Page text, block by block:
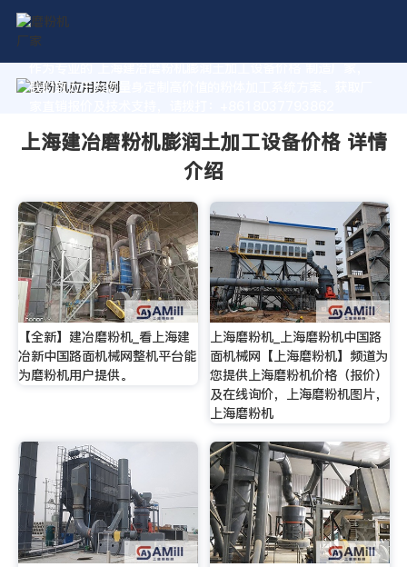
作为专业的 上海建冶磨粉机膨润土加工设备价格 制造厂家，
我们致力于为您量身定制高价值的粉体加工系统方案。获取厂
上海建冶磨粉机膨润土加工设备价格 详情
介绍
【全新】建冶磨粉机_看上海建
冶新中国路面机械网整机平台能
为磨粉机用户提供。
上海磨粉机_上海磨粉机中国路
面机械网【上海磨粉机】频道为
您提供上海磨粉机价格（报价）
及在线询价，上海磨粉机图片，
上海磨粉机